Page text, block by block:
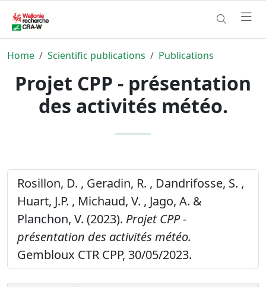
Home Scientific publications Publications
Projet CPP - présentation
des activités météo.
Rosillon, D. , Geradin, R. , Dandrifosse, S. ,
Huart, J.P. , Michaud, V. , Jago, A. &
Planchon, V. (2023). Projet CPP -
présentation des activités météo.
Gembloux CTR CPP, 30/05/2023.